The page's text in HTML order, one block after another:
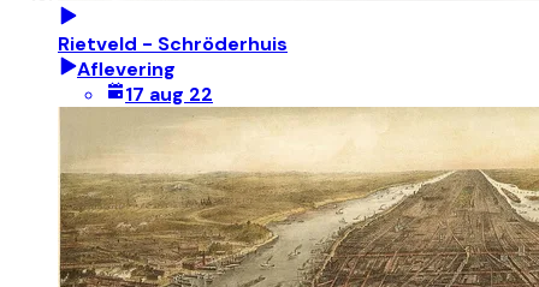
Rietveld - Schröderhuis
Aflevering
17 aug 22